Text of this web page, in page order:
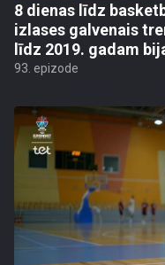
8 dienas līdz
izlases galvenais
līdz 2019. gadam
93. epizode